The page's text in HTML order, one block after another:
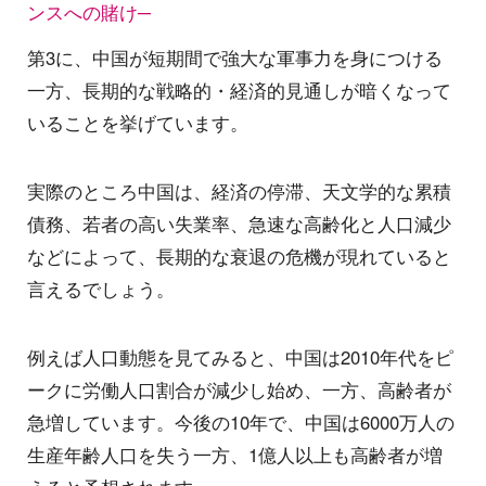
ンスへの賭け─
第3に、中国が短期間で強大な軍事力を身につける
一方、長期的な戦略的・経済的見通しが暗くなって
いることを挙げています。
実際のところ中国は、経済の停滞、天文学的な累積
債務、若者の高い失業率、急速な高齢化と人口減少
などによって、長期的な衰退の危機が現れていると
言えるでしょう。
例えば人口動態を見てみると、中国は2010年代をピ
ークに労働人口割合が減少し始め、一方、高齢者が
急増しています。今後の10年で、中国は6000万人の
生産年齢人口を失う一方、1億人以上も高齢者が増